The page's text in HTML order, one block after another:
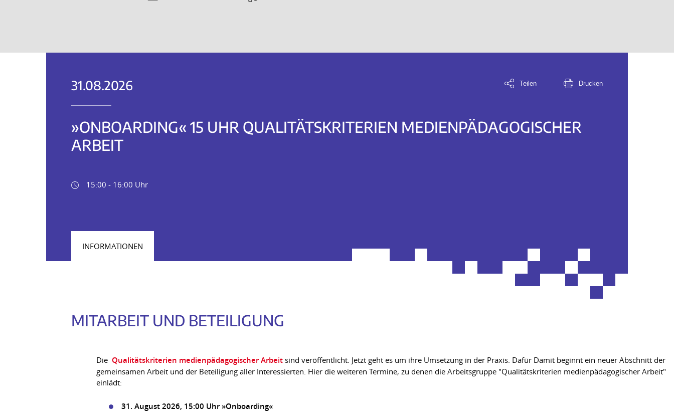
31.08.2026 Teilen Drucken
»ONBOARDING« 15 UHR QUALITÄTSKRITERIEN MEDIENPÄDAGOGISCHER
ARBEIT
15:00 - 16:00 Uhr
INFORMATIONEN
MITARBEIT UND BETEILIGUNG
Die Qualitätskriterien medienpädagogischer Arbeit sind veröffentlicht. Jetzt geht es um ihre Umsetzung in der Praxis. Dafür Damit beginnt ein neuer Abschnitt der
gemeinsamen Arbeit und der Beteiligung aller Interessierten. Hier die weiteren Termine, zu denen die Arbeitsgruppe "Qualitätskriterien medienpädagogischer Arbeit"
einlädt:
31. August 2026, 15:00 Uhr »Onboarding«